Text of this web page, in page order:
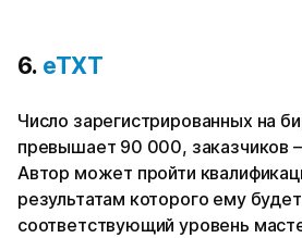
6. eTXT
Число зарегистрированных на
превышает 90 000, заказчиков
Автор может пройти
результатам которого ему
соответствующий уровень